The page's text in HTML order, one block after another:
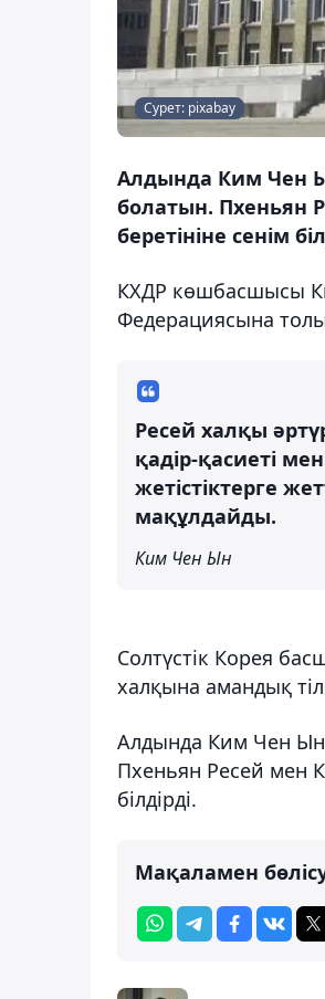
Сурет: pixabay
Алдында Ким Чен
болатын. Пхеньян
беретініне сенім
КХДР көшбасшысы
Федерациясына
Ресей халқы
қадір-қасиеті
жетістіктерге
мақұлдайды.
Ким Чен Ын
Солтүстік Корея
халқына амандық
Алдында Ким Чен Ын
Пхеньян Ресей мен
білдірді.
Мақаламен